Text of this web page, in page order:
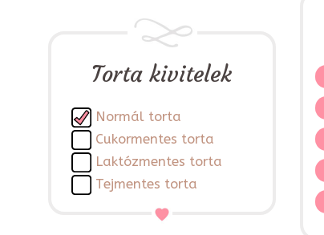
Torta kivitelek
Normál torta
Cukormentes torta
Laktózmentes torta
Tejmentes torta